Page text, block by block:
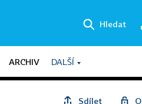
Hledat
ARCHIV DALŠÍ
Sdílet